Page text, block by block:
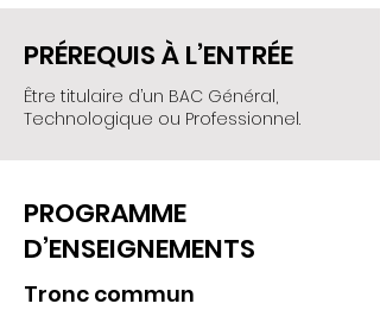
PRÉREQUIS À L’ENTRÉE
Être titulaire d’un BAC Général,
Technologique ou Professionnel.
PROGRAMME
D’ENSEIGNEMENTS
Tronc commun